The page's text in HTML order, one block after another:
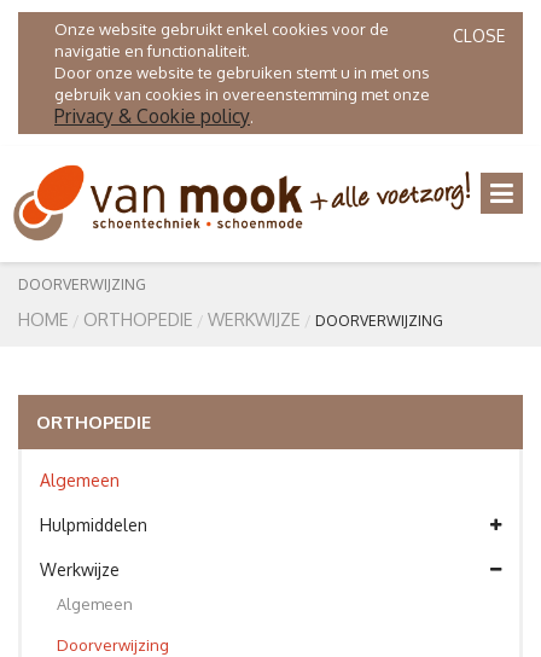
CLOSE
Onze website gebruikt enkel cookies voor de
navigatie en functionaliteit.
Door onze website te gebruiken stemt u in met ons
gebruik van cookies in overeenstemming met onze
Privacy & Cookie policy.
DOORVERWIJZING
HOME ORTHOPEDIE WERKWIJZE DOORVERWIJZING
ORTHOPEDIE
Algemeen
Hulpmiddelen
Werkwijze
Algemeen
Doorverwijzing